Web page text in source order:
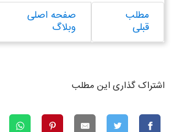
مطلب
قبلی
صفحه اصلی
وبلاگ
اشتراک گذاری این مطلب